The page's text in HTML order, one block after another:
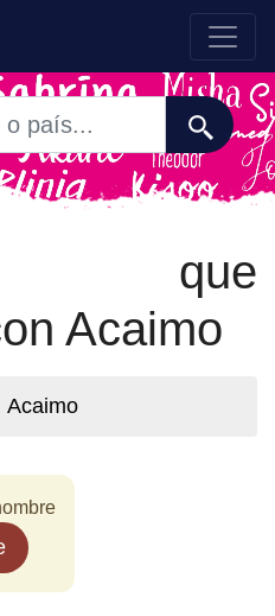
que
Acaimo
Acaimo